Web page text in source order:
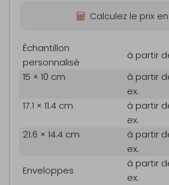
Calculez le prix
Échantillon
personnalisé
à partir
15 × 10 cm
à partir
ex.
17.1 × 11.4 cm
à partir
ex.
21.6 × 14.4 cm
à partir
ex.
Enveloppes
à partir
ex.